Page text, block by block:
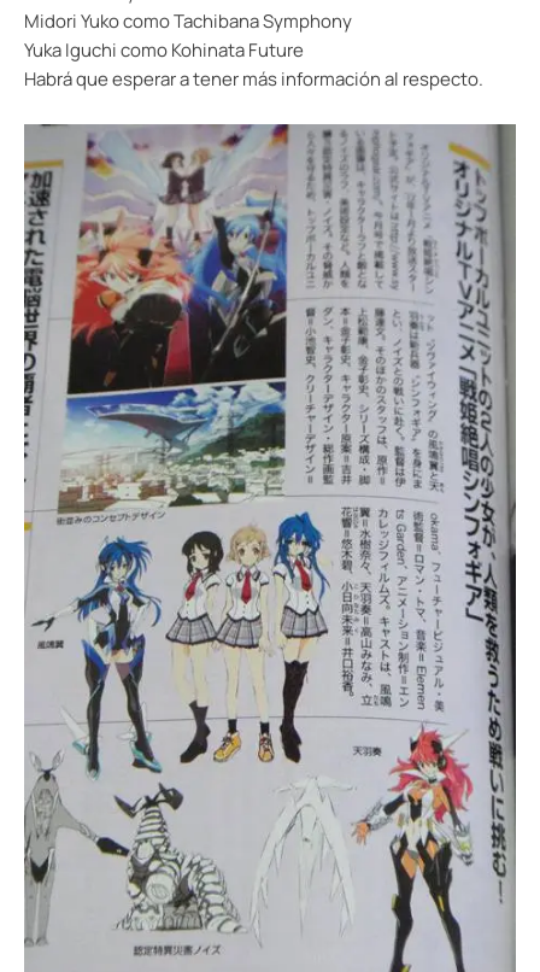
Midori Yuko como Tachibana Symphony
Yuka Iguchi como Kohinata Future
Habrá que esperar a tener más información al respecto.